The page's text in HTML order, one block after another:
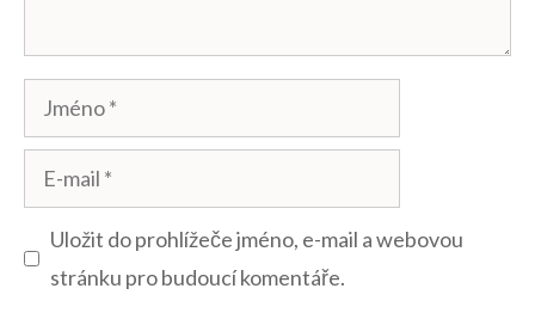
Jméno
mail
Uložit do prohlížeče jméno, e-mail a webovou
stránku pro budoucí komentáře.